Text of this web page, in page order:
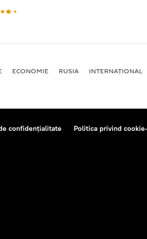
ECONOMIE RUSIA INTERNAŢIONAL
confidențialitate Politica privind